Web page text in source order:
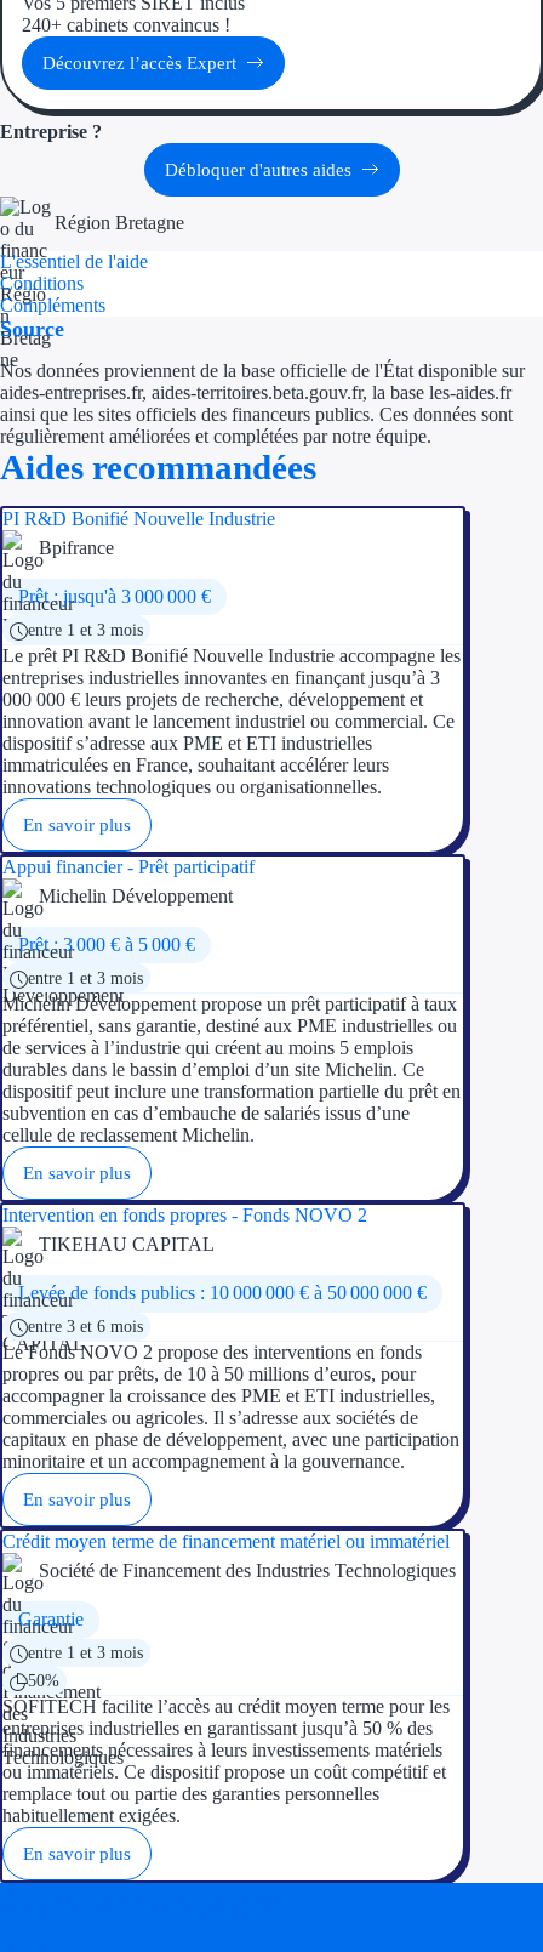
240+ cabinets convaincus !
Découvrez l’accès Expert
Entreprise ?
Débloquer d'autres aides
Région Bretagne
L'essentiel de l'aide
Conditions
Compléments
Source
Nos données proviennent de la base officielle de l'État disponible sur
aides-entreprises.fr, aides-territoires.beta.gouv.fr, la base les-aides.fr
ainsi que les sites officiels des financeurs publics. Ces données sont
régulièrement améliorées et complétées par notre équipe.
Aides recommandées
PI R&D Bonifié Nouvelle Industrie
Bpifrance
Prêt : jusqu'à 3 000 000 €
entre 1 et 3 mois
Le prêt PI R&D Bonifié Nouvelle Industrie accompagne les
entreprises industrielles innovantes en finançant jusqu’à 3
000 000 € leurs projets de recherche, développement et
innovation avant le lancement industriel ou commercial. Ce
dispositif s’adresse aux PME et ETI industrielles
immatriculées en France, souhaitant accélérer leurs
innovations technologiques ou organisationnelles.
En savoir plus
Appui financier - Prêt participatif
Michelin Développement
Prêt : 3 000 € à 5 000 €
entre 1 et 3 mois
Michelin Développement propose un prêt participatif à taux
préférentiel, sans garantie, destiné aux PME industrielles ou
de services à l’industrie qui créent au moins 5 emplois
durables dans le bassin d’emploi d’un site Michelin. Ce
dispositif peut inclure une transformation partielle du prêt en
subvention en cas d’embauche de salariés issus d’une
cellule de reclassement Michelin.
En savoir plus
Intervention en fonds propres - Fonds NOVO 2
TIKEHAU CAPITAL
Levée de fonds publics : 10 000 000 € à 50 000 000 €
entre 3 et 6 mois
Le Fonds NOVO 2 propose des interventions en fonds
propres ou par prêts, de 10 à 50 millions d’euros, pour
accompagner la croissance des PME et ETI industrielles,
commerciales ou agricoles. Il s’adresse aux sociétés de
capitaux en phase de développement, avec une participation
minoritaire et un accompagnement à la gouvernance.
En savoir plus
Crédit moyen terme de financement matériel ou immatériel
Société de Financement des Industries Technologiques
Garantie
entre 1 et 3 mois
50%
SOFITECH facilite l’accès au crédit moyen terme pour les
entreprises industrielles en garantissant jusqu’à 50 % des
financements nécessaires à leurs investissements matériels
ou immatériels. Ce dispositif propose un coût compétitif et
remplace tout ou partie des garanties personnelles
habituellement exigées.
En savoir plus